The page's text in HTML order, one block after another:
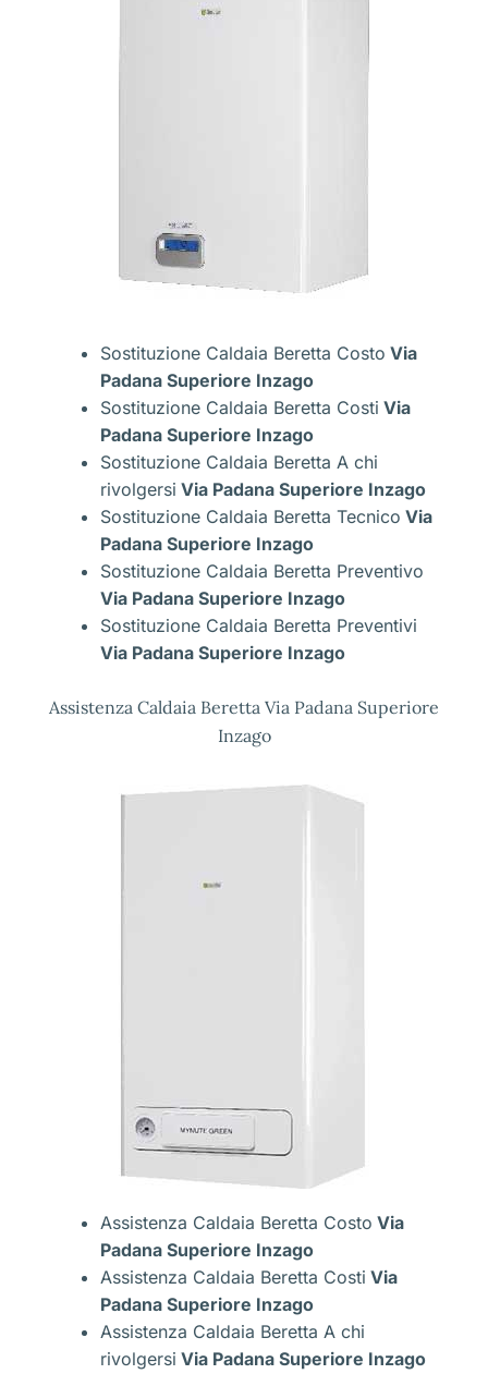
Sostituzione Caldaia Beretta Costo Via
Padana Superiore Inzago
Sostituzione Caldaia Beretta Costi Via
Padana Superiore Inzago
Sostituzione Caldaia Beretta A chi
rivolgersi Via Padana Superiore Inzago
Sostituzione Caldaia Beretta Tecnico Via
Padana Superiore Inzago
Sostituzione Caldaia Beretta Preventivo
Via Padana Superiore Inzago
Sostituzione Caldaia Beretta Preventivi
Via Padana Superiore Inzago
Assistenza Caldaia Beretta Via Padana Superiore
Inzago
Assistenza Caldaia Beretta Costo Via
Padana Superiore Inzago
Assistenza Caldaia Beretta Costi Via
Padana Superiore Inzago
Assistenza Caldaia Beretta A chi
rivolgersi Via Padana Superiore Inzago